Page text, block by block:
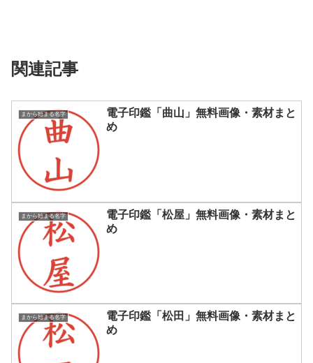
関連記事
まから始まる名字
電子印鑑「曲山」無料画像・素材まと
め
まから始まる名字
電子印鑑「松屋」無料画像・素材まと
め
まから始まる名字
電子印鑑「松田」無料画像・素材まと
め